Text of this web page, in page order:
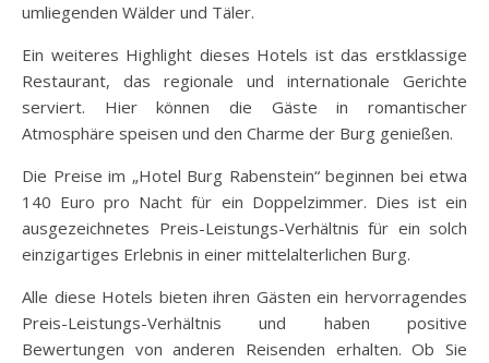
umliegenden Wälder und Täler.
Ein weiteres Highlight dieses Hotels ist das erstklassige
Restaurant, das regionale und internationale Gerichte
serviert. Hier können die Gäste in romantischer
Atmosphäre speisen und den Charme der Burg genießen.
Die Preise im „Hotel Burg Rabenstein“ beginnen bei etwa
140 Euro pro Nacht für ein Doppelzimmer. Dies ist ein
ausgezeichnetes Preis-Leistungs-Verhältnis für ein solch
einzigartiges Erlebnis in einer mittelalterlichen Burg.
Alle diese Hotels bieten ihren Gästen ein hervorragendes
Preis-Leistungs-Verhältnis und haben positive
Bewertungen von anderen Reisenden erhalten. Ob Sie